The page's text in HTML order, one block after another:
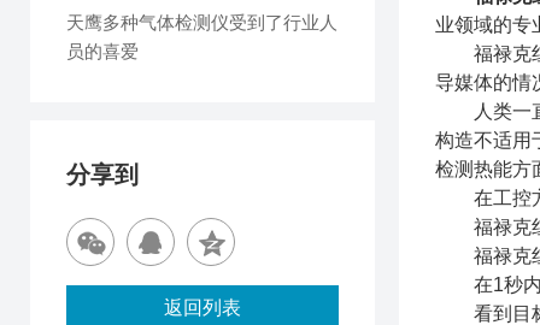
业领域的专
福禄克红
导媒体的情
人类一直
构造不适用
检测热能方
在工控方
福禄克红
福禄克红
在1秒内
看到目标
天鹰多种气体检测仪受到了行业人
员的喜爱
分享到
返回列表